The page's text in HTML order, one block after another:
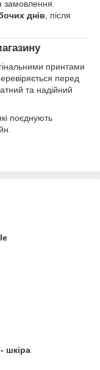
замовлення.
днів , після
принтами
перед
та надійний
поєднують
шкіра